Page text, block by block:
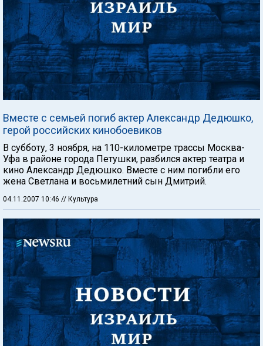
Вместе с семьей погиб актер Александр Дедюшко,
герой российских кинобоевиков
В субботу, 3 ноября, на 110-километре трассы Москва-
Уфа в районе города Петушки, разбился актер театра и
кино Александр Дедюшко. Вместе с ним погибли его
жена Светлана и восьмилетний сын Дмитрий.
04.11.2007 10:46 // Культура